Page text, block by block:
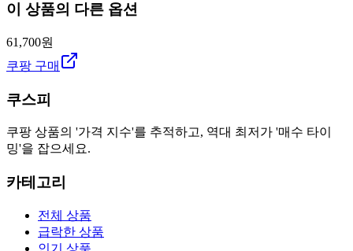
이 상품의 다른 옵션
61,700원
쿠팡 구매
쿠스피
쿠팡 상품의 '가격 지수'를 추적하고, 역대 최저가 '매수 타이
밍'을 잡으세요.
카테고리
전체 상품
급락한 상품
인기 상품